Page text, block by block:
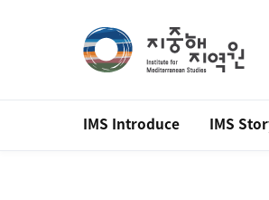
IMS Introduce IMS